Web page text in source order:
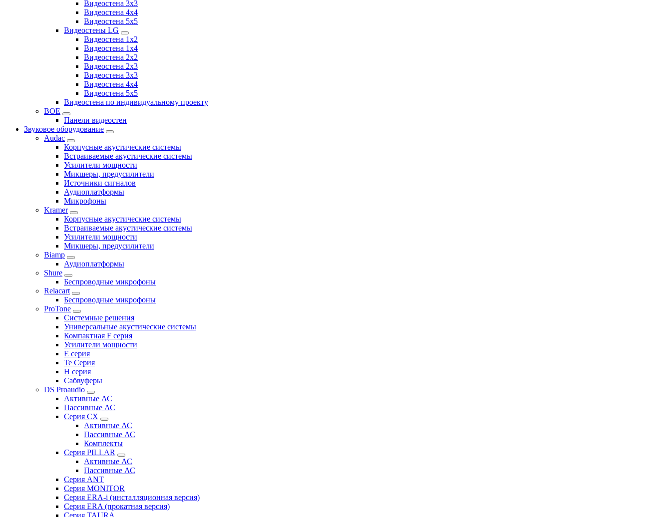
Видеостена 3x3
Видеостена 4x4
Видеостена 5x5
Видеостены LG
Видеостена 1x2
Видеостена 1x4
Видеостена 2x2
Видеостена 2x3
Видеостена 3x3
Видеостена 4x4
Видеостена 5x5
Видеостена по индивидуальному проекту
BOE
Панели видеостен
Звуковое оборудование
Audac
Корпусные акустические системы
Встраиваемые акустические системы
Усилители мощности
Микшеры, предусилители
Источники сигналов
Аудиоплатформы
Микрофоны
Kramer
Корпусные акустические системы
Встраиваемые акустические системы
Усилители мощности
Микшеры, предусилители
Biamp
Аудиоплатформы
Shure
Беспроводные микрофоны
Relacart
Беспроводные микрофоны
ProTone
Системные решения
Универсальные акустические системы
Компактная F серия
Усилители мощности
E серия
Te Серия
H серия
Сабвуферы
DS Proaudio
Активные АС
Пассивные АС
Серия CX
Активные АС
Пассивные АС
Комплекты
Серия PILLAR
Активные АС
Пассивные АС
Серия ANT
Серия MONITOR
Серия ERA-i (инсталляционная версия)
Серия ERA (прокатная версия)
Серия TAURA